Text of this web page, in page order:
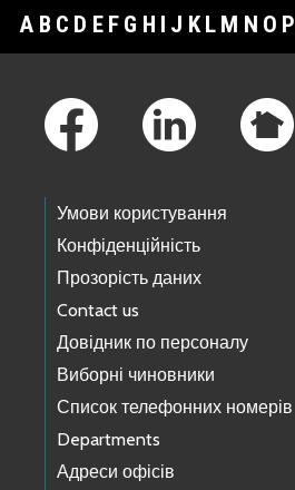
A B C D E F G H I J K L M N O P
Умови користування
Конфіденційність
Прозорість даних
Contact us
Довідник по персоналу
Виборні чиновники
Список телефонних номерів
Departments
Адреси офісів